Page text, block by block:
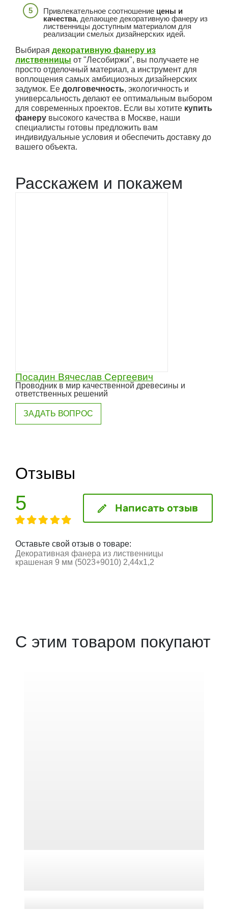
Привлекательное соотношение цены и
качества, делающее декоративную фанеру из
лиственницы доступным материалом для
реализации смелых дизайнерских идей.
Выбирая декоративную фанеру из
лиственницы от "Лесобиржи", вы получаете не
просто отделочный материал, а инструмент для
воплощения самых амбициозных дизайнерских
задумок. Ее долговечность, экологичность и
универсальность делают ее оптимальным выбором
для современных проектов. Если вы хотите купить
фанеру высокого качества в Москве, наши
специалисты готовы предложить вам
индивидуальные условия и обеспечить доставку до
вашего объекта.
Расскажем и покажем
Посадин Вячеслав Сергеевич
Проводник в мир качественной древесины и
ответственных решений
ЗАДАТЬ ВОПРОС
Отзывы
5 Написать отзыв
Оставьте свой отзыв о товаре:
Декоративная фанера из лиственницы
крашеная 9 мм (5023+9010) 2,44х1,2